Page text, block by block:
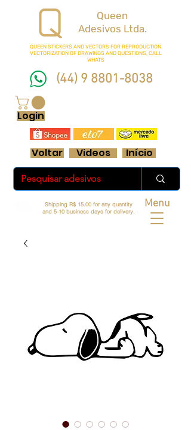
QUEEN STICKERSAND VECTORS FOR REPRODUCTION.
VECTORIZATION OF DRAWINGS AND QUESTIONS, CALL
WHATS
(44) 9 8801-8038
Início
Menu
Shipping R$ 15.00 for any quantity
and 5-10 business days for delivery.
Login
Voltar Videos
Queen
Adesivos Ltda.